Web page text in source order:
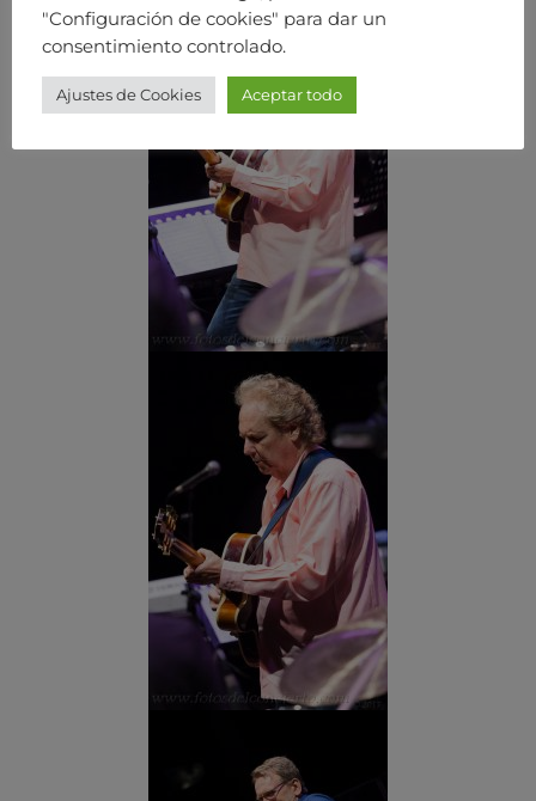
"Configuración de cookies" para dar un
consentimiento controlado.
Ajustes de Cookies Aceptar todo